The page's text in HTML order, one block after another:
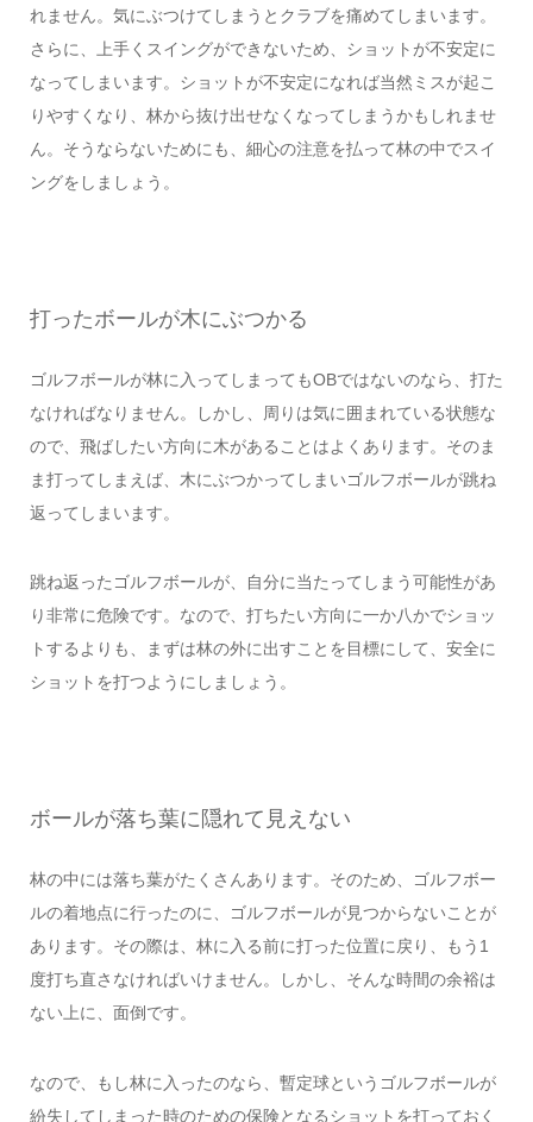
れません。気にぶつけてしまうとクラブを痛めてしまいます。
さらに、上手くスイングができないため、ショットが不安定に
なってしまいます。ショットが不安定になれば当然ミスが起こ
りやすくなり、林から抜け出せなくなってしまうかもしれませ
ん。そうならないためにも、細心の注意を払って林の中でスイ
ングをしましょう。
打ったボールが木にぶつかる
ゴルフボールが林に入ってしまってもOBではないのなら、打た
なければなりません。しかし、周りは気に囲まれている状態な
ので、飛ばしたい方向に木があることはよくあります。そのま
ま打ってしまえば、木にぶつかってしまいゴルフボールが跳ね
返ってしまいます。
跳ね返ったゴルフボールが、自分に当たってしまう可能性があ
り非常に危険です。なので、打ちたい方向に一か八かでショッ
トするよりも、まずは林の外に出すことを目標にして、安全に
ショットを打つようにしましょう。
ボールが落ち葉に隠れて見えない
林の中には落ち葉がたくさんあります。そのため、ゴルフボー
ルの着地点に行ったのに、ゴルフボールが見つからないことが
あります。その際は、林に入る前に打った位置に戻り、もう1
度打ち直さなければいけません。しかし、そんな時間の余裕は
ない上に、面倒です。
なので、もし林に入ったのなら、暫定球というゴルフボールが
紛失してしまった時のための保険となるショットを打っておく